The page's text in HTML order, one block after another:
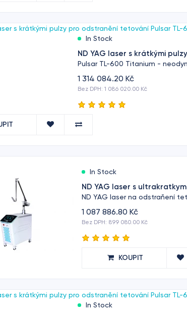
In Stock
ND YAG laser s krátkými
Pulsar TL-600 Titanium -
1 314 084.20 Kč
Bez DPH: 1 086 020.00 Kč
In Stock
ND YAG laser s
ND YAG laser na odstraňení
1 087 886.80 Kč
Bez DPH: 899 080.00 Kč
KOUPIT
In Stock